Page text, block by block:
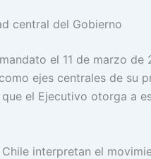
central del Gobierno
el 11 de marzo
ejes centrales de su
el Ejecutivo otorga a
interpretan el